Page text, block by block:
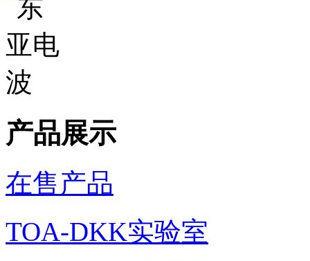
产品展示
在售产品
TOA-DKK实验室